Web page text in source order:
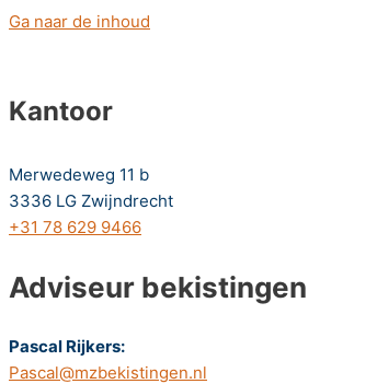
Ga naar de inhoud
Kantoor
Merwedeweg 11 b
3336 LG Zwijndrecht
+31 78 629 9466
Adviseur bekistingen
Pascal Rijkers:
Pascal@mzbekistingen.nl